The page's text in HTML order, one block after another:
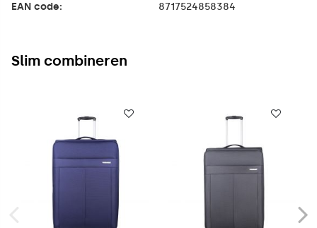
EAN code: 8717524858384
Slim combineren